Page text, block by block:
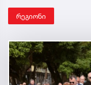
რეგიონი